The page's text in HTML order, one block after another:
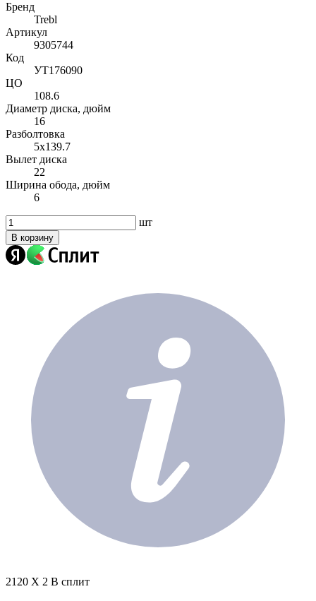
Бренд
Trebl
Артикул
9305744
Код
УТ176090
ЦО
108.6
Диаметр диска, дюйм
16
Разболтовка
5x139.7
Вылет диска
22
Ширина обода, дюйм
6
шт
В корзину
2120 X 2 В сплит